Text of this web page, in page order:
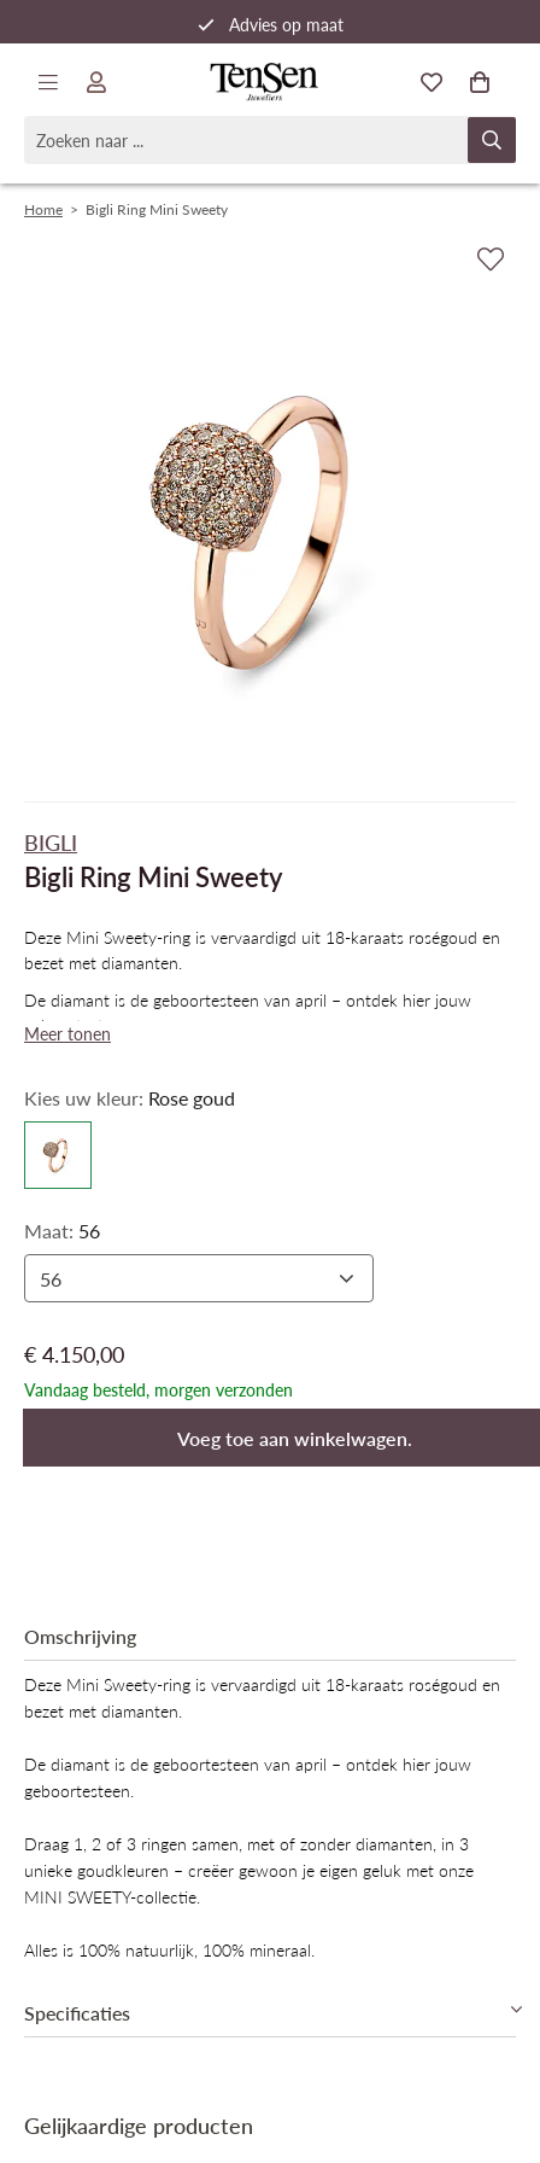
Advies op maat
Snelle verzending
Home > Bigli Ring Mini Sweety
BIGLI
Bigli Ring Mini Sweety
Deze Mini Sweety-ring is vervaardigd uit 18-karaats roségoud en
bezet met diamanten.
De diamant is de geboortesteen van april – ontdek hier jouw
geboortesteen.
unieke goudkleuren – creëer gewoon je eigen geluk met onze
MINI SWEETY-collectie.
Alles is 100% natuurlijk, 100% mineraal.
Meer tonen
Kies uw kleur: Rose goud
Maat: 56
56
€ 4.150,00
Vandaag besteld, morgen verzonden
Voeg toe aan winkelwagen.
Omschrijving
Deze Mini Sweety-ring is vervaardigd uit 18-karaats roségoud en
bezet met diamanten.
De diamant is de geboortesteen van april – ontdek hier jouw
geboortesteen.
Draag 1, 2 of 3 ringen samen, met of zonder diamanten, in 3
unieke goudkleuren – creëer gewoon je eigen geluk met onze
MINI SWEETY-collectie.
Alles is 100% natuurlijk, 100% mineraal.
Specificaties
Categorie: Diamanten ring
Gelijkaardige producten